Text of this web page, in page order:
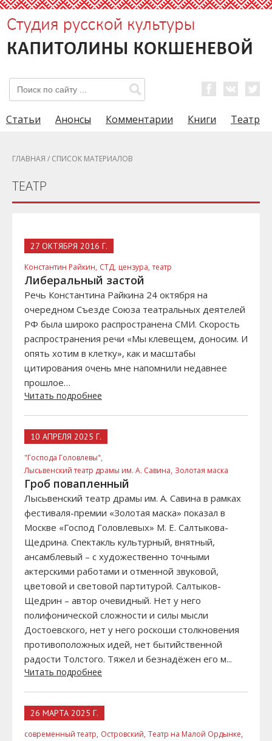
Статьи Анонсы Комментарии Книги Театр
ГЛАВНАЯ / СПИСОК МАТЕРИАЛОВ
ТЕАТР
27 ОКТЯБРЯ 2016 Г.
Константин Райкин, СТД, цензура, театр
Либеральный застой
Речь Константина Райкина 24 октября на
очередном Съезде Союза театральных деятелей
РФ была широко распространена СМИ. Скорость
распространения речи «Мы клевещем, доносим. И
опять хотим в клетку», как и масштабы
цитирования очень мне напомнили недавнее
прошлое…
Читать подробнее
10 АПРЕЛЯ 2025 Г.
"Господа Головлевы",
Лысьвенский театр драмы им. А. Савина, Золотая маска
Гроб повапленный
Лысьвенский театр драмы им. А. Савина в рамках
фестиваля-премии «Золотая маска» показал в
Москве «Господ Головлевых» М. Е. Салтыкова-
Щедрина. Спектакль культурный, внятный,
ансамблевый – с художественно точными
актерскими работами и отменной звуковой,
цветовой и световой партитурой. Салтыков-
Щедрин – автор очевидный. Нет у него
полифонической сложности и силы мысли
Достоевского, нет у него роскоши столкновения
противоположных идей, нет бытийственной
радости Толстого. Тяжел и безнадёжен его м...
Читать подробнее
26 МАРТА 2025 Г.
современный театр, Островский, Театр на Малой Ордынке,